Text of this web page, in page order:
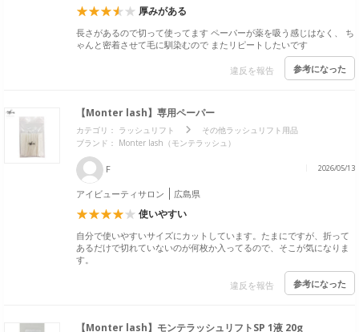
厚みがある
長さがあるので切って使ってます ペーパーが薬を吸う感じはなく、 ち
ゃんと密着させて毛に馴染むので またリピートしたいです
違反を報告 参考になった
【Monter lash】専用ペーパー
カテゴリ： ラッシュリフト
その他ラッシュリフト用品
ブランド： Monter lash（モンテラッシュ）
F 2026/05/13
アイビューティサロン 広島県
使いやすい
自分で使いやすいサイズにカットしています。たまにですが、折って
あるだけで切れていないのが何枚か入ってるので、そこが気になりま
す。
違反を報告 参考になった
【Monter lash】モンテラッシュリフトSP 1液 20g